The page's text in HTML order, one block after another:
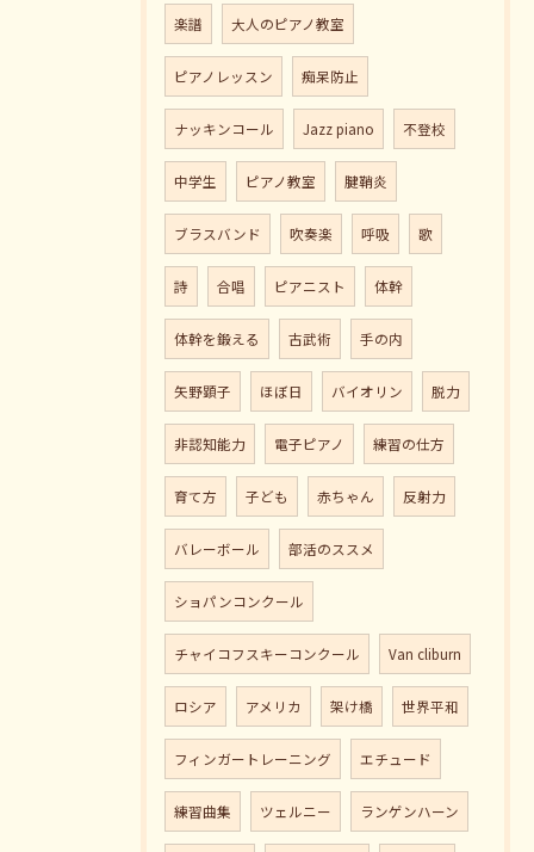
楽譜 大人のピアノ教室
ピアノレッスン 痴呆防止
ナッキンコール Jazz piano 不登校
中学生 ピアノ教室 腱鞘炎
ブラスバンド 吹奏楽 呼吸 歌
詩 合唱 ピアニスト 体幹
体幹を鍛える 古武術 手の内
矢野顕子 ほぼ日 バイオリン 脱力
非認知能力 電子ピアノ 練習の仕方
育て方 子ども 赤ちゃん 反射力
バレーボール 部活のススメ
ショパンコンクール
チャイコフスキーコンクール Van cliburn
ロシア アメリカ 架け橋 世界平和
フィンガートレーニング エチュード
練習曲集 ツェルニー ランゲンハーン